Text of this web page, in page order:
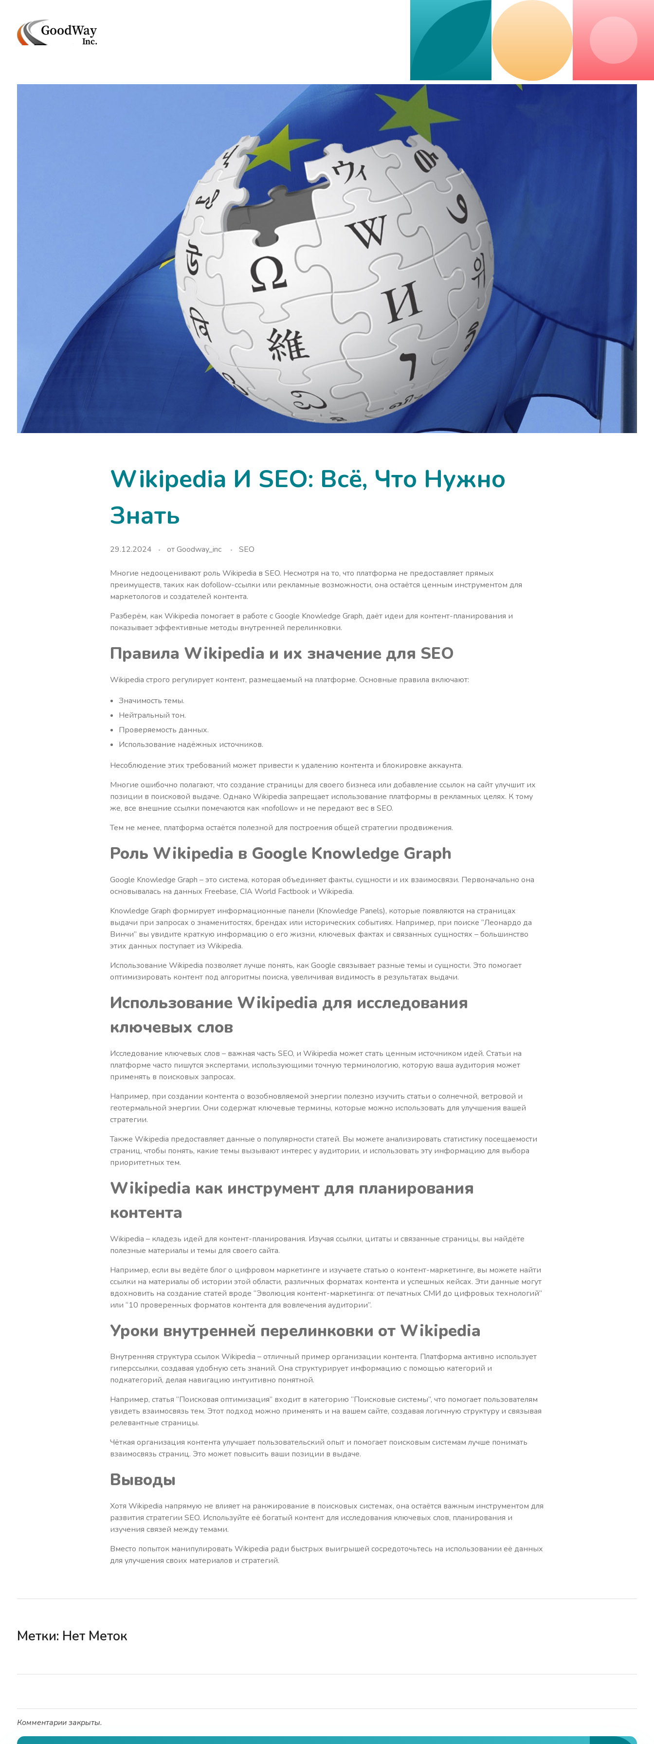
Wikipedia И SEO: Всё, Что Нужно
Знать
29.12.2024 отGoodway_inc SEO
Многие недооценивают роль Wikipedia в SEO. Несмотря на то, что платформа не предоставляет прямых
преимуществ, таких как dofollow-ссылки или рекламные возможности, она остаётся ценным инструментом для
маркетологов и создателей контента.
Разберём, как Wikipedia помогает в работе с Google Knowledge Graph, даёт идеи для контент-планирования и
показывает эффективные методы внутренней перелинковки.
Правила Wikipedia и их значение для SEO
Wikipedia строго регулирует контент, размещаемый на платформе. Основные правила включают:
Значимость темы.
Нейтральный тон.
Проверяемость данных.
Использование надёжных источников.
Несоблюдение этих требований может привести к удалению контента и блокировке аккаунта.
Многие ошибочно полагают, что создание страницы для своего бизнеса или добавление ссылок на сайт улучшит их
позиции в поисковой выдаче. Однако Wikipedia запрещает использование платформы в рекламных целях. К тому
же, все внешние ссылки помечаются как «nofollow» и не передают вес в SEO.
Тем не менее, платформа остаётся полезной для построения общей стратегии продвижения.
Роль Wikipedia в Google Knowledge Graph
Google Knowledge Graph – это система, которая объединяет факты, сущности и их взаимосвязи. Первоначально она
основывалась на данных Freebase, CIA World Factbook и Wikipedia.
Knowledge Graph формирует информационные панели (Knowledge Panels), которые появляются на страницах
выдачи при запросах о знаменитостях, брендах или исторических событиях. Например, при поиске “Леонардо да
Винчи” вы увидите краткую информацию о его жизни, ключевых фактах и связанных сущностях – большинство
этих данных поступает из Wikipedia.
Использование Wikipedia позволяет лучше понять, как Google связывает разные темы и сущности. Это помогает
оптимизировать контент под алгоритмы поиска, увеличивая видимость в результатах выдачи.
Использование Wikipedia для исследования
ключевых слов
Исследование ключевых слов – важная часть SEO, и Wikipedia может стать ценным источником идей. Статьи на
платформе часто пишутся экспертами, использующими точную терминологию, которую ваша аудитория может
применять в поисковых запросах.
Например, при создании контента о возобновляемой энергии полезно изучить статьи о солнечной, ветровой и
геотермальной энергии. Они содержат ключевые термины, которые можно использовать для улучшения вашей
стратегии.
Также Wikipedia предоставляет данные о популярности статей. Вы можете анализировать статистику посещаемости
страниц, чтобы понять, какие темы вызывают интерес у аудитории, и использовать эту информацию для выбора
приоритетных тем.
Wikipedia как инструмент для планирования
контента
Wikipedia – кладезь идей для контент-планирования. Изучая ссылки, цитаты и связанные страницы, вы найдёте
полезные материалы и темы для своего сайта.
Например, если вы ведёте блог о цифровом маркетинге и изучаете статью о контент-маркетинге, вы можете найти
ссылки на материалы об истории этой области, различных форматах контента и успешных кейсах. Эти данные могут
вдохновить на создание статей вроде “Эволюция контент-маркетинга: от печатных СМИ до цифровых технологий”
или “10 проверенных форматов контента для вовлечения аудитории”.
Уроки внутренней перелинковки от Wikipedia
Внутренняя структура ссылок Wikipedia – отличный пример организации контента. Платформа активно использует
гиперссылки, создавая удобную сеть знаний. Она структурирует информацию с помощью категорий и
подкатегорий, делая навигацию интуитивно понятной.
Например, статья “Поисковая оптимизация” входит в категорию “Поисковые системы”, что помогает пользователям
увидеть взаимосвязь тем. Этот подход можно применять и на вашем сайте, создавая логичную структуру и связывая
релевантные страницы.
Чёткая организация контента улучшает пользовательский опыт и помогает поисковым системам лучше понимать
взаимосвязь страниц. Это может повысить ваши позиции в выдаче.
Выводы
Хотя Wikipedia напрямую не влияет на ранжирование в поисковых системах, она остаётся важным инструментом для
развития стратегии SEO. Используйте её богатый контент для исследования ключевых слов, планирования и
изучения связей между темами.
Вместо попыток манипулировать Wikipedia ради быстрых выигрышей сосредоточьтесь на использовании её данных
для улучшения своих материалов и стратегий.
Метки: Нет Меток
Комментарии закрыты.